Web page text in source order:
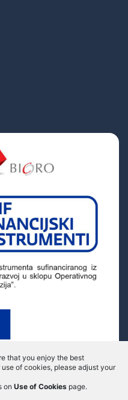
that you enjoy the best
of cookies, please adjust your
on Use of Cookies page.